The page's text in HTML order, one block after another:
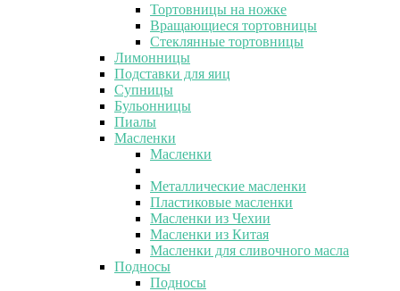
Тортовницы на ножке
Вращающиеся тортовницы
Стеклянные тортовницы
Лимонницы
Подставки для яиц
Супницы
Бульонницы
Пиалы
Масленки
Масленки
Металлические масленки
Пластиковые масленки
Масленки из Чехии
Масленки из Китая
Масленки для сливочного масла
Подносы
Подносы